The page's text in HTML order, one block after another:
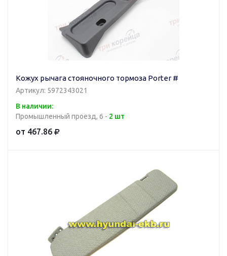
Кожух рычага стояночного тормоза Porter #
Артикул: 5972343021
В наличии:
Промышленный проезд, 6 - 2 шт
от 467.86